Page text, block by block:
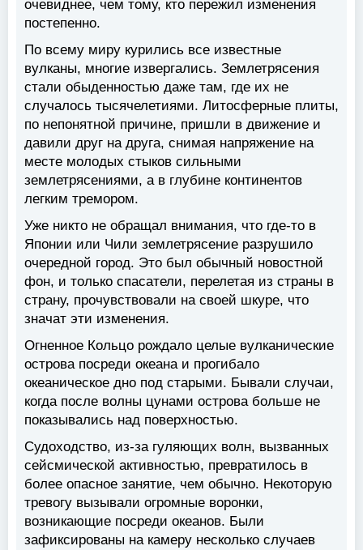
очевиднее, чем тому, кто пережил изменения
постепенно.
По всему миру курились все известные
вулканы, многие извергались. Землетрясения
стали обыденностью даже там, где их не
случалось тысячелетиями. Литосферные плиты,
по непонятной причине, пришли в движение и
давили друг на друга, снимая напряжение на
месте молодых стыков сильными
землетрясениями, а в глубине континентов
легким тремором.
Уже никто не обращал внимания, что где-то в
Японии или Чили землетрясение разрушило
очередной город. Это был обычный новостной
фон, и только спасатели, перелетая из страны в
страну, прочувствовали на своей шкуре, что
значат эти изменения.
Огненное Кольцо рождало целые вулканические
острова посреди океана и прогибало
океаническое дно под старыми. Бывали случаи,
когда после волны цунами острова больше не
показывались над поверхностью.
Судоходство, из-за гуляющих волн, вызванных
сейсмической активностью, превратилось в
более опасное занятие, чем обычно. Некоторую
тревогу вызывали огромные воронки,
возникающие посреди океанов. Были
зафиксированы на камеру несколько случаев